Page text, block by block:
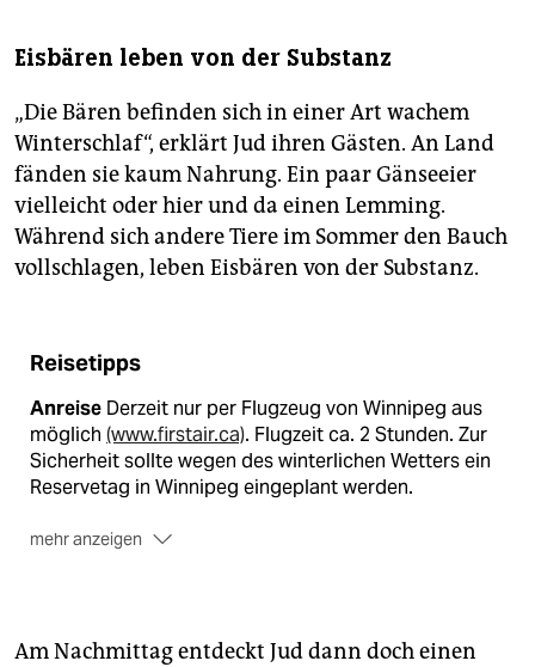
Eisbären leben von der Substanz
„Die Bären befinden sich in einer Art wachem
Winterschlaf“, erklärt Jud ihren Gästen. An Land
fänden sie kaum Nahrung. Ein paar Gänse­eier
vielleicht oder hier und da einen Lemming.
Während sich andere Tiere im Sommer den Bauch
vollschlagen, leben Eisbären von der Substanz.
Reisetipps
Anreise Derzeit nur per Flugzeug von Winnipeg aus
möglich (www.firstair.ca). Flugzeit ca. 2 Stunden. Zur
Sicherheit sollte wegen des winterlichen Wetters ein
Reservetag in Winnipeg eingeplant werden.
mehr anzeigen
30 Grad absinken.
Am Nachmittag entdeckt Jud dann doch einen